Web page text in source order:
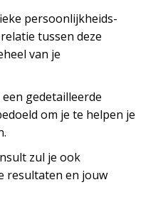
persoonlijkheids­
tussen deze
van je
gedetailleerde
om je te helpen je
zul je ook
resultaten en jouw